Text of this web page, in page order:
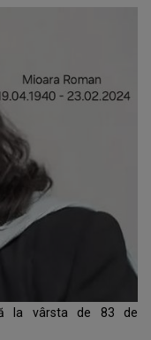
la vârsta de 83 de